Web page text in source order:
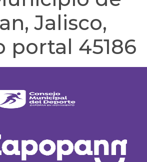
Jalisco,
portal 45186